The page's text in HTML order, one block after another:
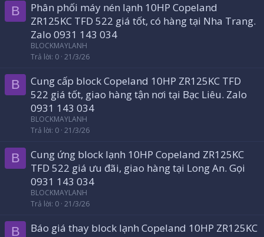
B
Phân phối máy nén lạnh 10HP Copeland
ZR125KC TFD 522 giá tốt, có hàng tại Nha Trang.
Zalo 0931 143 034
BLOCKMAYLANH
Trả lời 0 21/3/26
B
Cung cấp block Copeland 10HP ZR125KC TFD
522 giá tốt, giao hàng tận nơi tại Bạc Liêu. Zalo
0931 143 034
BLOCKMAYLANH
Trả lời 0 21/3/26
B
Cung ứng block lạnh 10HP Copeland ZR125KC
TFD 522 giá ưu đãi, giao hàng tại Long An. Gọi
0931 143 034
BLOCKMAYLANH
Trả lời 0 21/3/26
B
Báo giá thay block lạnh Copeland 10HP ZR125KC